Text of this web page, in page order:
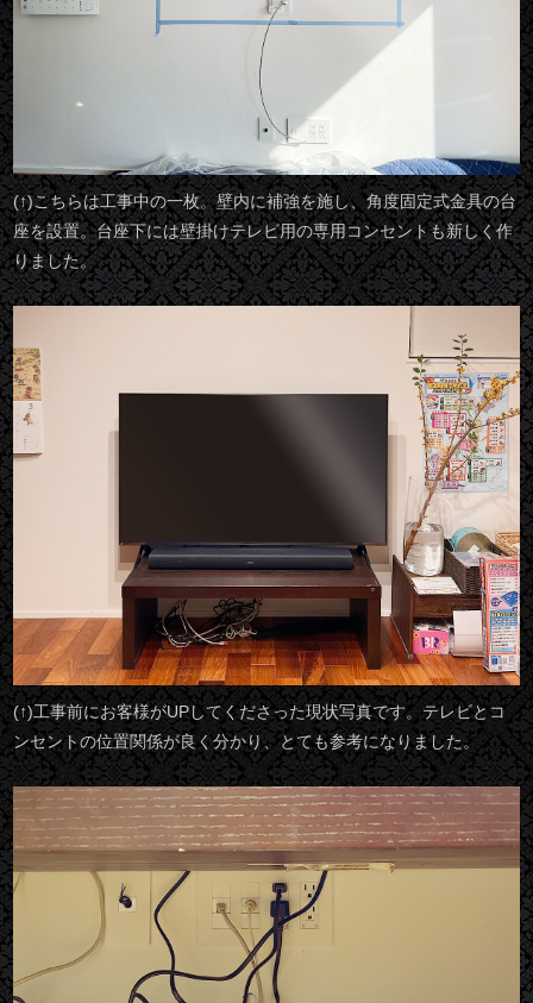
(↑)こちらは工事中の一枚。壁内に補強を施し、角度固定式金具の台
座を設置。台座下には壁掛けテレビ用の専用コンセントも新しく作
りました。
(↑)工事前にお客様がUPしてくださった現状写真です。テレビとコ
ンセントの位置関係が良く分かり、とても参考になりました。